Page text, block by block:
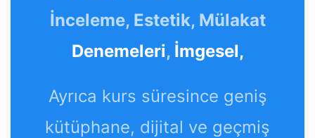
İnceleme, Estetik, Mülakat
Denemeleri, İmgesel,
Ayrıca kurs süresince geniş
kütüphane, dijital ve geçmiş